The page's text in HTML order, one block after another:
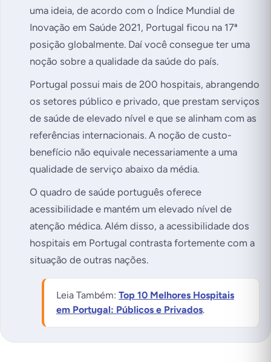
uma ideia, de acordo com o Índice Mundial de
Inovação em Saúde 2021, Portugal ficou na 17ª
posição globalmente. Daí você consegue ter uma
noção sobre a qualidade da saúde do país.
Portugal possui mais de 200 hospitais, abrangendo
os setores público e privado, que prestam serviços
de saúde de elevado nível e que se alinham com as
referências internacionais. A noção de custo-
benefício não equivale necessariamente a uma
qualidade de serviço abaixo da média.
O quadro de saúde português oferece
acessibilidade e mantém um elevado nível de
atenção médica. Além disso, a acessibilidade dos
hospitais em Portugal contrasta fortemente com a
situação de outras nações.
Leia Também: Top 10 Melhores Hospitais
em Portugal: Públicos e Privados.